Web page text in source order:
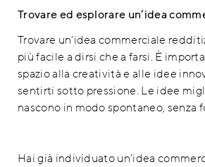
Trovare ed esplorare un’idea
Trovare un’idea commerciale
più facile a dirsi che a farsi. È
spazio alla creatività e alle idee
sentirti sotto pressione. Le idee
nascono in modo spontaneo, senza
Hai già individuato un’idea